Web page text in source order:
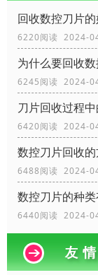
回收数控刀片
6220阅读 2024-
为什么要回收
6245阅读 2024-
刀片回收过程
6420阅读 2024-
数控刀片回收
6488阅读 2024-
数控刀片的种类
6440阅读 2024-